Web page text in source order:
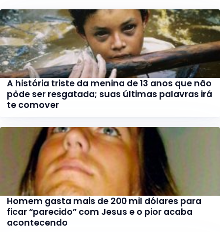
A história triste da menina de 13 anos que não
pôde ser resgatada; suas últimas palavras irá
te comover
Homem gasta mais de 200 mil dólares para
ficar “parecido” com Jesus e o pior acaba
acontecendo